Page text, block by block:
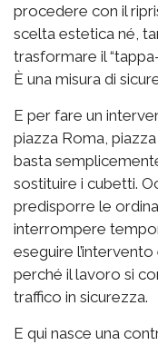
procedere con il
scelta estetica né,
trasformare il
È una misura di
E per fare un
piazza Roma,
basta
sostituire i cubetti.
predisporre le
interrompere
eseguire
perché il lavoro si
traffico in sicurezza.
E qui nasce una